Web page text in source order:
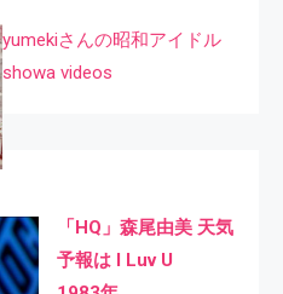
yumekiさんの昭和アイドル
showa videos
「HQ」森尾由美 天気
予報は I Luv U